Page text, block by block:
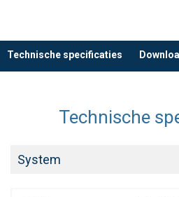
Technische specificaties
Technische
System